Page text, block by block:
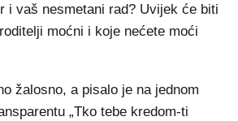
i vaš nesmetani rad? Uvijek će biti
moćni i koje nećete moći
žalosno, a pisalo je na jednom
„Tko tebe kredom-ti